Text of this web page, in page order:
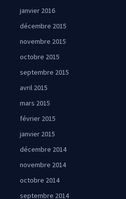
janvier 2016
décembre 2015
novembre 2015
octobre 2015
septembre 2015
avril 2015
mars 2015
février 2015
janvier 2015
décembre 2014
novembre 2014
octobre 2014
septembre 2014